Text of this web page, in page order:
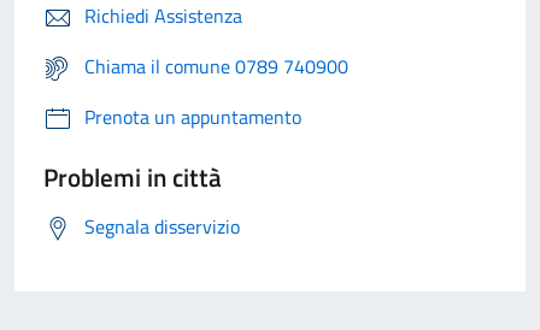
Richiedi Assistenza
Chiama il comune 0789 740900
Prenota un appuntamento
Problemi in città
Segnala disservizio